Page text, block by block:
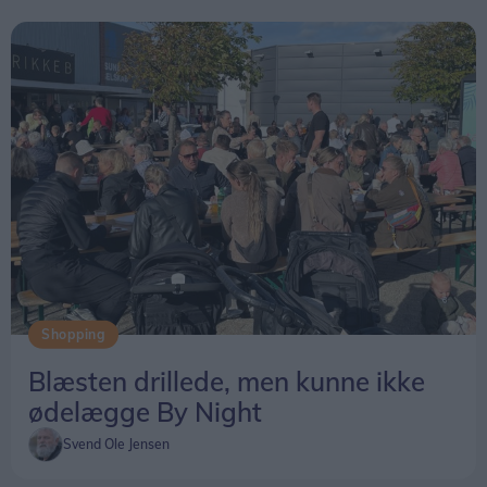
- Jeg skal i lære som mejerist på mejeriet, siger
hun med et stort smil.
- Jeg synes, det er et rigtig spændende job, og jeg
glæder mig, tilføjer hun.
Shopping
Blæsten drillede, men kunne ikke
ødelægge By Night
Svend Ole Jensen